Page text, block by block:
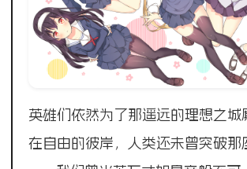
英雄们依然为了那遥远的理想之城
在自由的彼岸，人类还未曾突破那